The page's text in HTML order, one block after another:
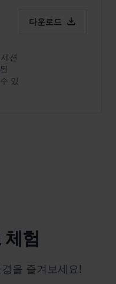
션
있
다운로드 
험
을 즐겨보세요!